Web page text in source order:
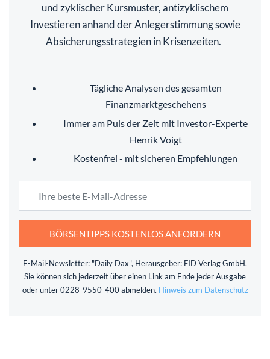
und zyklischer Kursmuster, antizyklischem
Investieren anhand der Anlegerstimmung sowie
Absicherungsstrategien in Krisenzeiten.
Tägliche Analysen des gesamten
Finanzmarktgeschehens
Immer am Puls der Zeit mit Investor-Experte
Henrik Voigt
Kostenfrei - mit sicheren Empfehlungen
BÖRSENTIPPS KOSTENLOS ANFORDERN
E-Mail-Newsletter: "Daily Dax", Herausgeber: FID Verlag GmbH.
Sie können sich jederzeit über einen Link am Ende jeder Ausgabe
oder unter 0228-9550-400 abmelden. Hinweis zum Datenschutz